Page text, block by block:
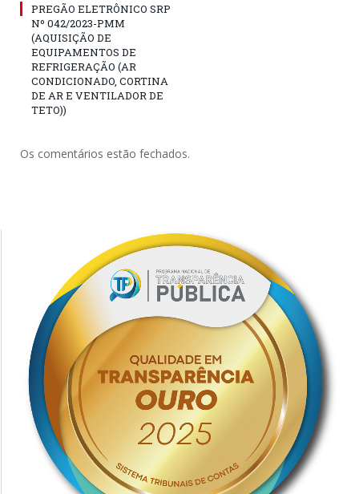
PREGÃO ELETRÔNICO SRP
Nº 042/2023-PMM
(AQUISIÇÃO DE
EQUIPAMENTOS DE
REFRIGERAÇÃO (AR
CONDICIONADO, CORTINA
DE AR E VENTILADOR DE
TETO))
Os comentários estão fechados.